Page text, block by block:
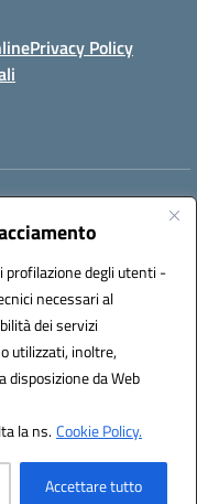
degli utenti -
necessari al
dei servizi
utilizzati, inoltre,
da Web
la ns.Cookie Policy.
Accettare tutto
Privacy Policy
M. Marini n. 33, Ancona
istsc_ANIS01200G
S.r.l.
Italia